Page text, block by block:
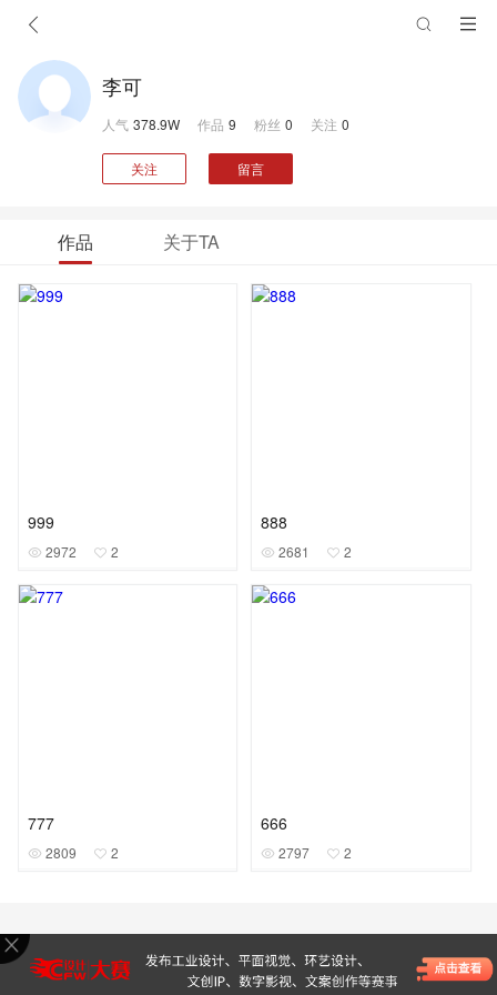
李可
人气 378.9W 作品 9 粉丝 0 关注 0
关注 留言
作品 关于TA
999
2972 2
888
2681 2
777
2809 2
666
2797 2